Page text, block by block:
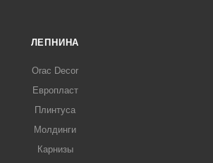
ЛЕПНИНА
Orac Decor
Европласт
Плинтуса
Молдинги
Карнизы